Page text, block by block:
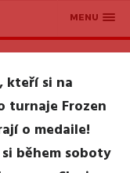
MENU
kteří si na
turnaje Frozen
o medaile!
během soboty